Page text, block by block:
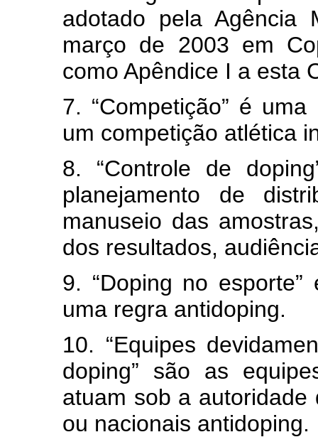
adotado pela Agência
março de 2003 em
como Apêndice I a esta
7. “Competição” é
um competição atlética
8. “Controle de
planejamento de
manuseio das
dos resultados,
9. “Doping no
uma regra antidoping.
10. “Equipes
doping” são as
atuam sob a autoridade
ou nacionais antidoping.